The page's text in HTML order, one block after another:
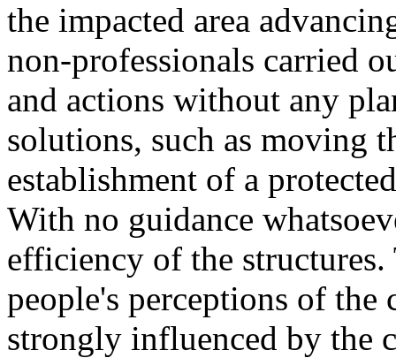
the impacted area
non-professionals carried
and actions without any
solutions, such as moving
establishment of a
With no guidance
efficiency of the
people's perceptions of the
strongly influenced by the